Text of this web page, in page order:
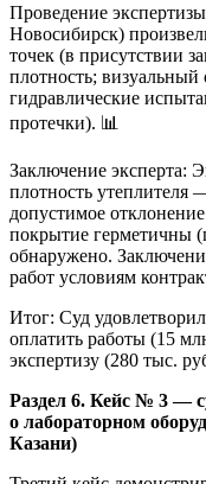
Проведение
Новосибирск)
точек (в присутствии
плотность;
гидравлические
протечки). 📊
Заключение эксперта:
плотность утеплителя
допустимое
покрытие герметичны
обнаружено.
работ условиям
Итог: Суд
оплатить работы (15
экспертизу (280 тыс.
Раздел 6. Кейс № 3 —
о лабораторном
Казани)